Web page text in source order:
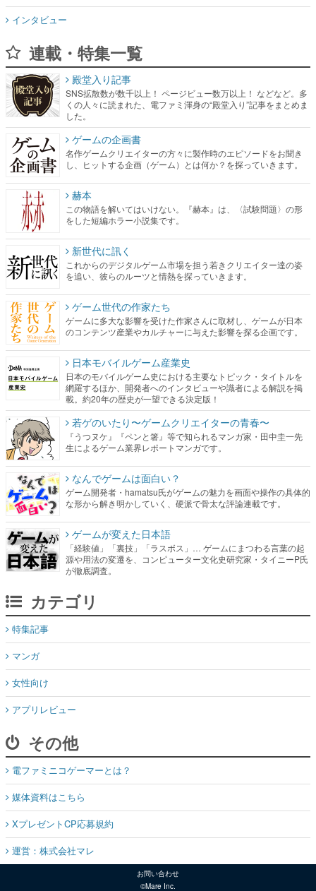
インタビュー
連載・特集一覧
殿堂入り記事
SNS拡散数が数千以上！ ページビュー数万以上！ などなど。多
くの人々に読まれた、電ファミ渾身の“殿堂入り”記事をまとめま
した。
ゲームの企画書
名作ゲームクリエイターの方々に製作時のエピソードをお聞き
し、ヒットする企画（ゲーム）とは何か？を探っていきます。
赫本
この物語を解いてはいけない。『赫本』は、〈試験問題〉の形
をした短編ホラー小説集です。
新世代に訊く
これからのデジタルゲーム市場を担う若きクリエイター達の姿
を追い、彼らのルーツと情熱を探っていきます。
ゲーム世代の作家たち
ゲームに多大な影響を受けた作家さんに取材し、ゲームが日本
のコンテンツ産業やカルチャーに与えた影響を探る企画です。
日本モバイルゲーム産業史
日本のモバイルゲーム史における主要なトピック・タイトルを
網羅するほか、開発者へのインタビューや識者による解説を掲
載。約20年の歴史が一望できる決定版！
若ゲのいたり〜ゲームクリエイターの青春〜
『うつヌケ』『ペンと箸』等で知られるマンガ家・田中圭一先
生によるゲーム業界レポートマンガです。
なんでゲームは面白い？
ゲーム開発者・hamatsu氏がゲームの魅力を画面や操作の具体的
な形から解き明かしていく、硬派で骨太な評論連載です。
ゲームが変えた日本語
「経験値」「裏技」「ラスボス」… ゲームにまつわる言葉の起
源や用法の変遷を、コンピューター文化史研究家・タイニーP氏
が徹底調査。
カテゴリ
特集記事
マンガ
女性向け
アプリレビュー
その他
電ファミニコゲーマーとは？
媒体資料はこちら
XプレゼントCP応募規約
運営：株式会社マレ
お問い合わせ
©Mare Inc.